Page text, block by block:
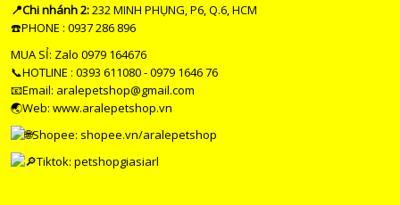
📍Chi nhánh 2:232 MINH PHỤNG, P6, Q.6, HCM
☎️PHONE : 0937 286 896
MUA SỈ: Zalo 0979 164676
📞HOTLINE : 0393 611080 - 0979 1646 76
📧Email: aralepetshop@gmail.com
🌏Web: www.aralepetshop.vn
Shopee: shopee.vn/aralepetshop
Tiktok: petshopgiasiarl